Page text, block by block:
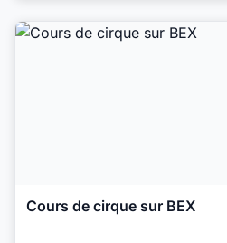
Cours de cirque sur BEX